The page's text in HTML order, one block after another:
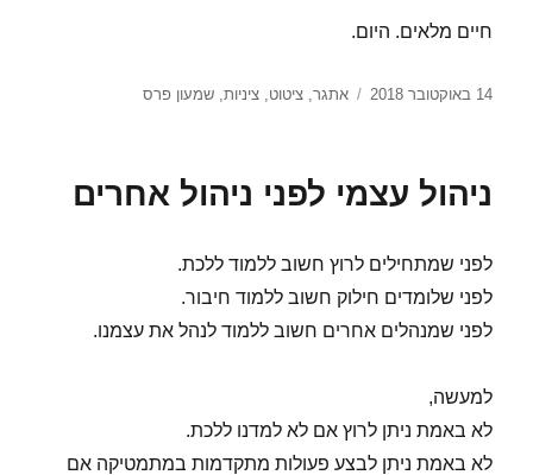
חיים מלאים. היום.
פורסם
14 באוקטובר 2018 תגיות
אתגר,ציטוט,ציניות,שמעון פרס
ניהול עצמי לפני ניהול אחרים
לפני שמתחילים לרוץ חשוב ללמוד ללכת.
לפני שלומדים חילוק חשוב ללמוד חיבור.
לפני שמנהלים אחרים חשוב ללמוד לנהל את עצמנו.
למעשה,
לא באמת ניתן לרוץ אם לא למדנו ללכת.
לא באמת ניתן לבצע פעולות מתקדמות במתמטיקה אם